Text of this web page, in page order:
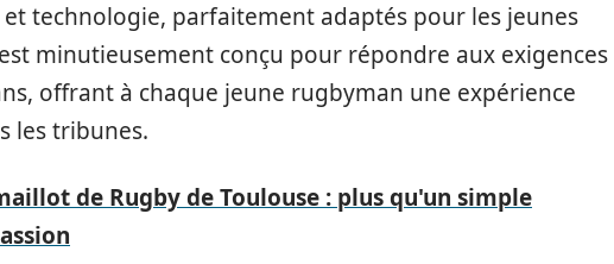
technologie, parfaitement adaptés pour les jeunes
minutieusement conçu pour répondre aux exigences
offrant à chaque jeune rugbyman une expérience
les tribunes.
de Rugby de Toulouse : plus qu'un simple